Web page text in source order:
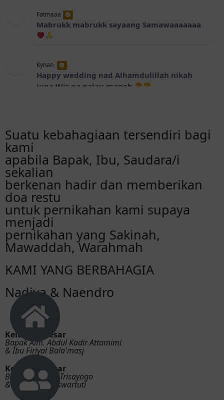
Fatmaaa
Mabrukk mabrukk sayaang Samawaaaaaaa
Kynan
Happy wedding nad Alhamdulillah nikah
juga Wis ga galau maneh
Nisrin Hamedan
Mabrook bun
ufa.
selamat y mabrok
@Pratamabuds
Alhamdulillah, akhirnya naendro
menemukan pelabuhan doa yg terbaik cs ku
Sisil
Fren ya Allah so happy for you
Hania
Nadya selamat! Mabruuuuk sayaaaang
Nyimeng
Wehh rabi arek e, semoga samawaa ya
mengg
Suatu kebahagiaan tersendiri bagi
kami
apabila Bapak, Ibu, Saudara/i
sekalian
berkenan hadir dan memberikan
doa restu
untuk pernikahan kami supaya
menjadi
pernikahan yang Sakinah,
Mawaddah, Warahmah
KAMI YANG BERBAHAGIA
Nadiya & Naendro
Keluarga Besar
Bapak Alm. Abdul Kadir Attamimi
& Ibu Firiyal Bala'masj
Keluarga Besar
Bapak Nanang Trisayogo
& Ibu Enny Koeswartuti